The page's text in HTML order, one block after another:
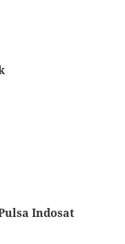
Indosat